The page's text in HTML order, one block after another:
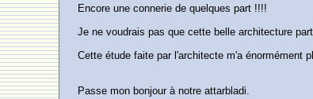
Encore une connerie de quelques part !!!!
Je ne voudrais pas que cette belle architecture
Cette étude faite par l'architecte m'a énormément
Passe mon bonjour à notre attarbladi.